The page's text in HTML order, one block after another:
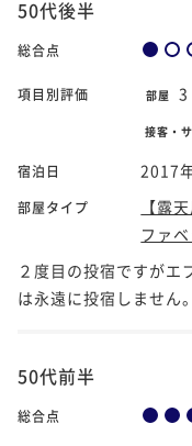
50代後半
総合点
項目別評価 部屋 3
接客・
宿泊日 2017
部屋タイプ
【露
ファベ
２度目の投宿ですがエ
は永遠に投宿しません。
50代前半
総合点